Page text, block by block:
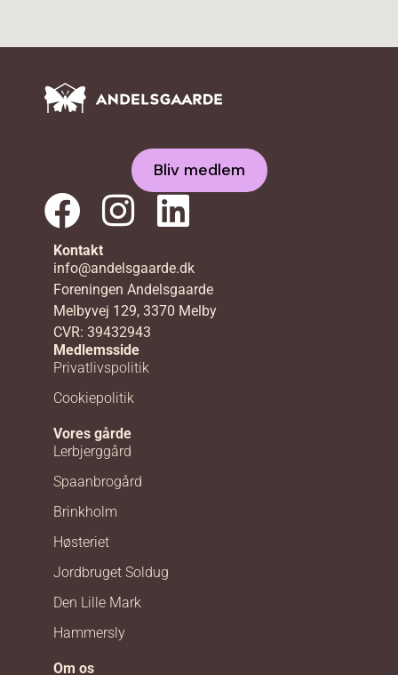
Bliv medlem
Kontakt
info@andelsgaarde.dk
Foreningen Andelsgaarde
Melbyvej 129, 3370 Melby
CVR: 39432943
Medlemsside
Privatlivspolitik
Cookiepolitik
Vores gårde
Lerbjerggård
Spaanbrogård
Brinkholm
Høsteriet
Jordbruget Soldug
Den Lille Mark
Hammersly
Om os